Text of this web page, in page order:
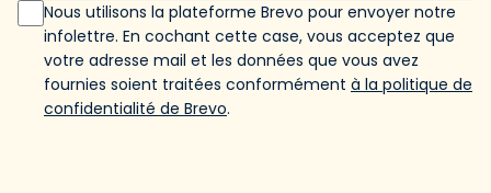
Nous utilisons la plateforme Brevo pour envoyer notre
infolettre. En cochant cette case, vous acceptez que
votre adresse mail et les données que vous avez
fournies soient traitées conformément à la politique de
confidentialité de Brevo.